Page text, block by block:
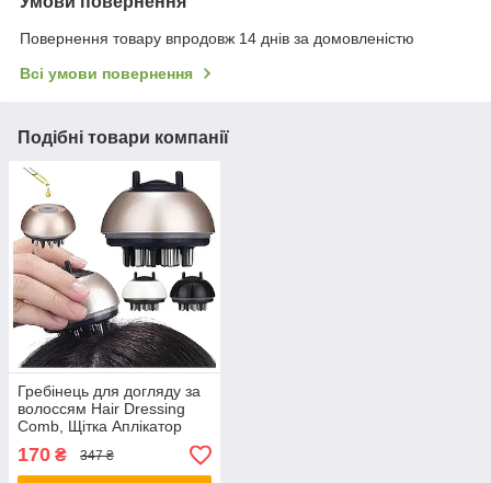
Повернення товару впродовж 14 днів за домовленістю
Всі умови повернення
Подібні товари компанії
Гребінець для догляду за
волоссям Hair Dressing
Comb, Щітка Аплікатор
Dressin
170 ₴ 347 ₴